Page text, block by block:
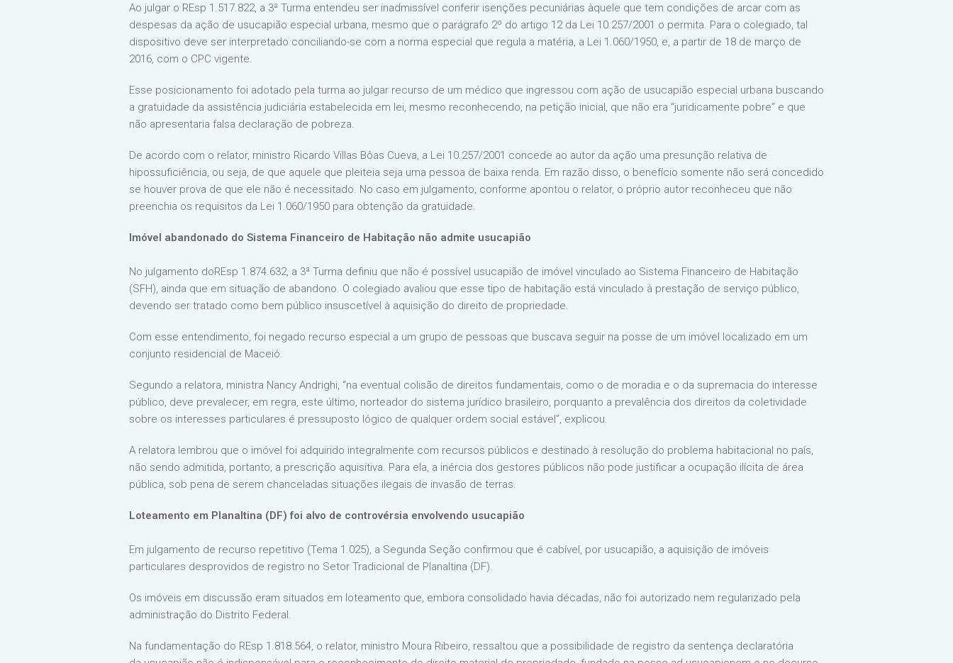
Ao julgar o REsp 1.517.822, a 3ª Turma entendeu ser inadmissível conferir isenções pecuniárias àquele que tem condições de arcar com as
despesas da ação de usucapião especial urbana, mesmo que o parágrafo 2º do artigo 12 da Lei 10.257/2001 o permita. Para o colegiado, tal
dispositivo deve ser interpretado conciliando-se com a norma especial que regula a matéria, a Lei 1.060/1950, e, a partir de 18 de março de
2016, com o CPC vigente.
Esse posicionamento foi adotado pela turma ao julgar recurso de um médico que ingressou com ação de usucapião especial urbana buscando
a gratuidade da assistência judiciária estabelecida em lei, mesmo reconhecendo, na petição inicial, que não era “juridicamente pobre” e que
não apresentaria falsa declaração de pobreza.
De acordo com o relator, ministro Ricardo Villas Bôas Cueva, a Lei 10.257/2001 concede ao autor da ação uma presunção relativa de
hipossuficiência, ou seja, de que aquele que pleiteia seja uma pessoa de baixa renda. Em razão disso, o benefício somente não será concedido
se houver prova de que ele não é necessitado. No caso em julgamento, conforme apontou o relator, o próprio autor reconheceu que não
preenchia os requisitos da Lei 1.060/1950 para obtenção da gratuidade.
Imóvel abandonado do Sistema Financeiro de Habitação não admite usucapião
No julgamento doREsp 1.874.632, a 3ª Turma definiu que não é possível usucapião de imóvel vinculado ao Sistema Financeiro de Habitação
(SFH), ainda que em situação de abandono. O colegiado avaliou que esse tipo de habitação está vinculado à prestação de serviço público,
devendo ser tratado como bem público insuscetível à aquisição do direito de propriedade.
Com esse entendimento, foi negado recurso especial a um grupo de pessoas que buscava seguir na posse de um imóvel localizado em um
conjunto residencial de Maceió.
Segundo a relatora, ministra Nancy Andrighi, “na eventual colisão de direitos fundamentais, como o de moradia e o da supremacia do interesse
público, deve prevalecer, em regra, este último, norteador do sistema jurídico brasileiro, porquanto a prevalência dos direitos da coletividade
sobre os interesses particulares é pressuposto lógico de qualquer ordem social estável”, explicou.
A relatora lembrou que o imóvel foi adquirido integralmente com recursos públicos e destinado à resolução do problema habitacional no país,
não sendo admitida, portanto, a prescrição aquisitiva. Para ela, a inércia dos gestores públicos não pode justificar a ocupação ilícita de área
pública, sob pena de serem chanceladas situações ilegais de invasão de terras.
Loteamento em Planaltina (DF) foi alvo de controvérsia envolvendo usucapião
Em julgamento de recurso repetitivo (Tema 1.025), a Segunda Seção confirmou que é cabível, por usucapião, a aquisição de imóveis
particulares desprovidos de registro no Setor Tradicional de Planaltina (DF).
Os imóveis em discussão eram situados em loteamento que, embora consolidado havia décadas, não foi autorizado nem regularizado pela
administração do Distrito Federal.
Na fundamentação do REsp 1.818.564, o relator, ministro Moura Ribeiro, ressaltou que a possibilidade de registro da sentença declaratória